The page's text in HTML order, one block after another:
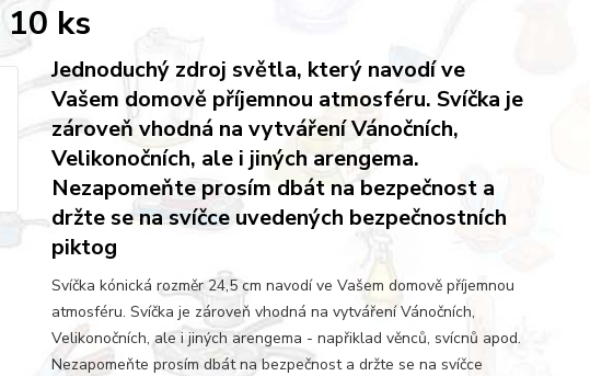
ks
Jednoduchý zdroj světla, který navodí ve
Vašem domově příjemnou atmosféru. Svíčka je
zároveň vhodná na vytváření Vánočních,
Velikonočních, ale i jiných arengema.
Nezapomeňte prosím dbát na bezpečnost a
držte se na svíčce uvedených bezpečnostních
piktog
Svíčka kónická rozměr 24,5 cm navodí ve Vašem domově příjemnou
atmosféru. Svíčka je zároveň vhodná na vytváření Vánočních,
Velikonočních, ale i jiných arengema - napřiklad věnců, svícnů apod.
Nezapomeňte prosím dbát na bezpečnost a držte se na svíčce